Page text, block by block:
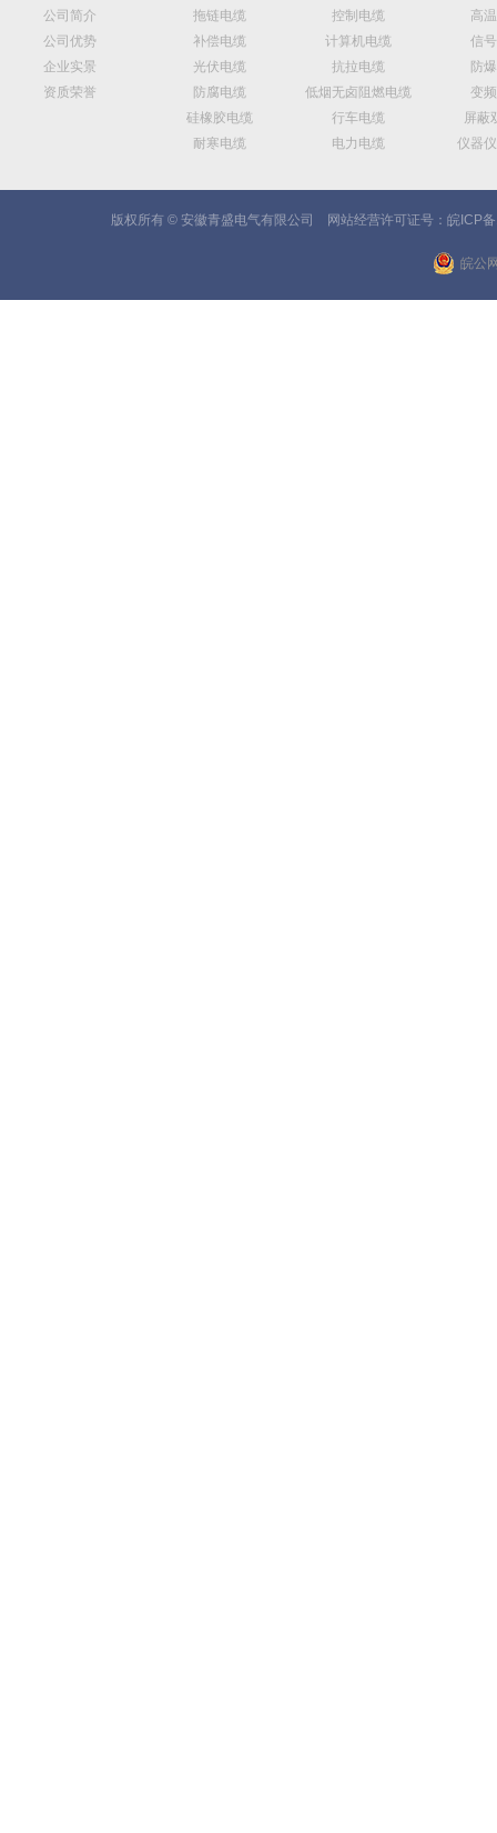
公司简介
公司优势
企业实景
资质荣誉
拖链电缆 控制电缆
高
补偿电缆
计算机电缆
信
光伏电缆
抗拉电缆
防
防腐电缆
低烟无卤阻燃电缆
变
硅橡胶电缆
行车电缆
屏蔽
耐寒电缆
电力电缆 仪器
版权所有 © 安徽青盛电气有限公司 网站经营许可证号： 皖ICP
皖公